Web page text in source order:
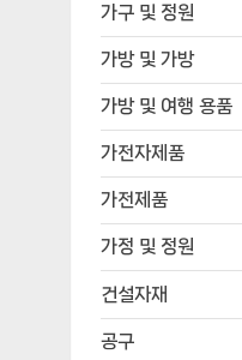
가구 및 정원
가방 및 가방
가방 및 여행 용품
가전자제품
가전제품
가정 및 정원
건설자재
공구